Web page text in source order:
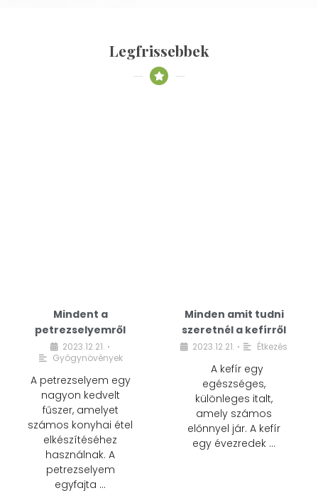
Legfrissebbek
Mindent a
petrezselyemről
2023.12.21. •
Gyógynövények
A petrezselyem egy
nagyon kedvelt
fűszer, amelyet
számos konyhai étel
elkészítéséhez
használnak. A
petrezselyem
egyfajta …
Minden amit tudni
szeretnél a kefírről
2023.12.21. • Étkezés
A kefír egy
egészséges,
különleges italt,
amely számos
előnnyel jár. A kefír
egy évezredek …